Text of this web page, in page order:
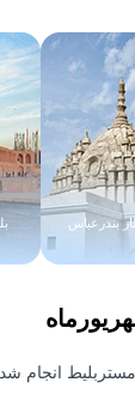
بندرعباس
انجام